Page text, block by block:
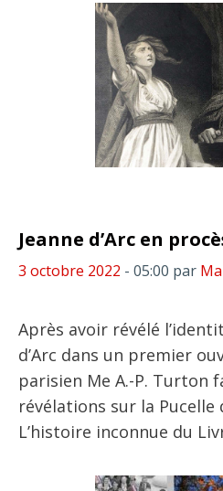
Jeanne d’Arc en
3 octobre 2022 - 05:00 par
Après avoir révélé
d’Arc dans un premier
parisien Me A.-P. Turton
révélations sur la Pucelle
L’histoire inconnue du